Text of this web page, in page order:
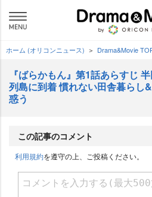
ホーム (オリコンニュース) Drama&Movie
『ばらかもん』第1話あらすじ
列島に到着 慣れない田舎暮らし
惑う
この記事のコメント
利用規約を遵守の上、ご投稿ください。